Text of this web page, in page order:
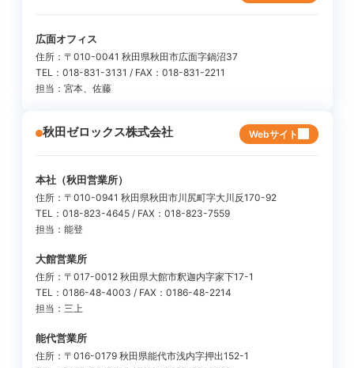
広面オフィス
住所：〒010-0041 秋田県秋田市広面字鍋沼37
TEL：018-831-3131 / FAX：018-831-2211
担当：宮本、佐藤
秋田ゼロックス株式会社 Webサイト
本社（秋田営業所）
住所：〒010-0941 秋田県秋田市川尻町字大川反170-92
TEL：018-823-4645 / FAX：018-823-7559
担当：能登
大館営業所
住所：〒017-0012 秋田県大館市釈迦内字家下17-1
TEL：0186-48-4003 / FAX：0186-48-2214
担当：三上
能代営業所
住所：〒016-0179 秋田県能代市浅内字押出152-1